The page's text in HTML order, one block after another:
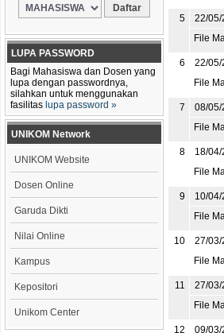
LUPA PASSWORD
Bagi Mahasiswa dan Dosen yang
lupa dengan passwordnya,
silahkan untuk menggunakan
fasilitas lupa password »
UNIKOM Network
UNIKOM Website
Dosen Online
Garuda Dikti
Nilai Online
Kampus
Kepositori
Unikom Center
5 22/05/
File
6 22/05/
File
7 08/05/
File
8 18/
File
9 10/04/
File
10 27/03/
File
11 27/03/
File
12 09/03/